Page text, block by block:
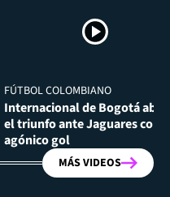
FÚTBOL COLOMBIANO
Internacional de Bogotá
el triunfo ante Jaguares con
agónico gol
MÁS VIDEOS